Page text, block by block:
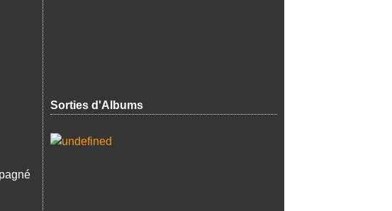
Sorties d'Albums